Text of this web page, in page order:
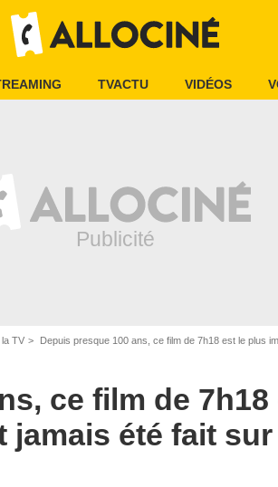
TVACTU VIDÉOS
TV Depuis presque 100 ans, ce film de 7h18 est le plus
ce film de
été fait